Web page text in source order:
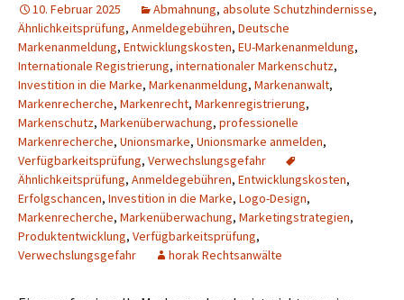
10. Februar 2025 Abmahnung, absolute Schutzhindernisse,
Ähnlichkeitsprüfung, Anmeldegebühren, Deutsche
Markenanmeldung, Entwicklungskosten, EU-Markenanmeldung,
Internationale Registrierung, internationaler Markenschutz,
Investition in die Marke, Markenanmeldung, Markenanwalt,
Markenrecherche, Markenrecht, Markenregistrierung,
Markenschutz, Markenüberwachung, professionelle
Markenrecherche, Unionsmarke, Unionsmarke anmelden,
Verfügbarkeitsprüfung, Verwechslungsgefahr
Ähnlichkeitsprüfung, Anmeldegebühren, Entwicklungskosten,
Erfolgschancen, Investition in die Marke, Logo-Design,
Markenrecherche, Markenüberwachung, Marketingstrategien,
Produktentwicklung, Verfügbarkeitsprüfung,
Verwechslungsgefahr
horak Rechtsanwälte